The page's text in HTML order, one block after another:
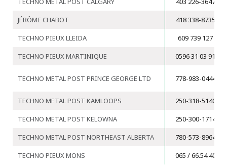
JÉRÔME CHABOT
418 338-8735
TECHNO PIEUX LLEIDA
609 739 127
TECHNO PIEUX MARTINIQUE
0596 31 03 91
TECHNO METAL POST PRINCE GEORGE LTD 778-983-0444
TECHNO METAL POST KAMLOOPS
250-318-5140
TECHNO METAL POST KELOWNA
250-300-1714
TECHNO METAL POST NORTHEAST ALBERTA
780-573-8964
TECHNO PIEUX MONS
065 / 66.54.40